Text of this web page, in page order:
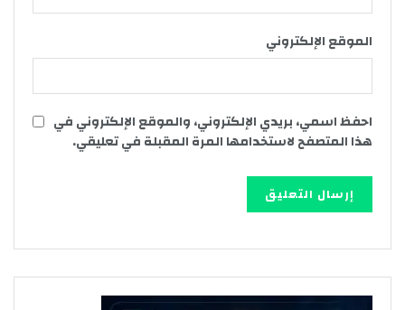
الموقع الإلكتروني
احفظ اسمي، بريدي الإلكتروني، والموقع الإلكتروني في
هذا المتصفح لاستخدامها المرة المقبلة في تعليقي.